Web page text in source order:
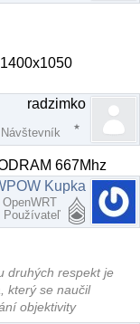
radzimko
Návštevník
667Mhz
Kupka
Používateľ
druhých respekt je
který se naučil
objektivity